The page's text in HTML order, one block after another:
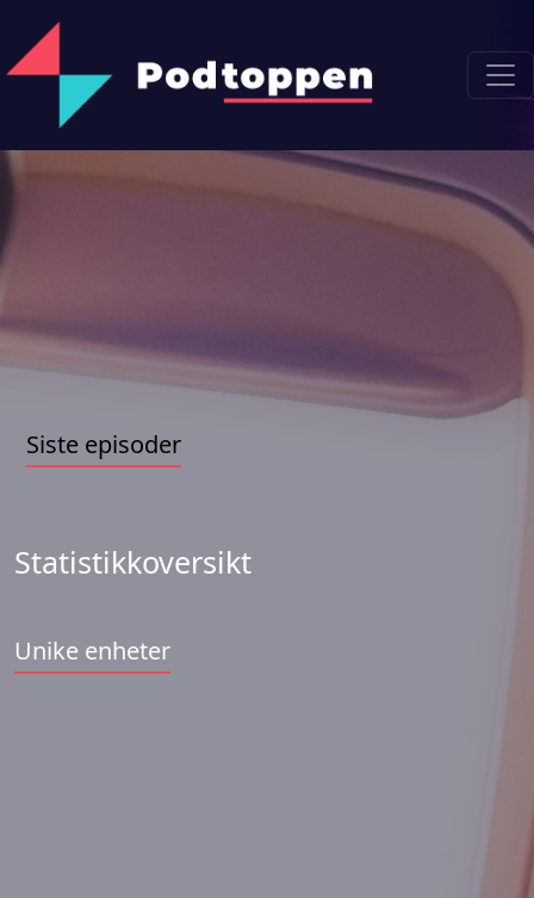
Siste episoder
Statistikkoversikt
Unike enheter